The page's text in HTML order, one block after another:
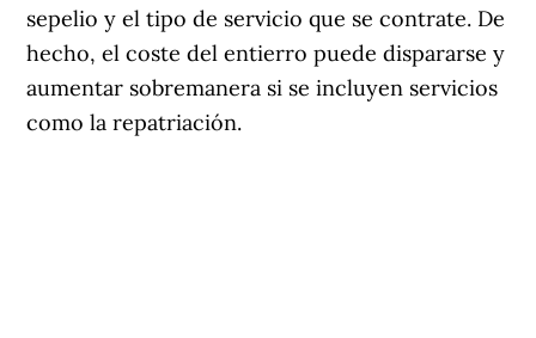
sepelio y el tipo de servicio que se contrate. De
hecho, el coste del entierro puede dispararse y
aumentar sobremanera si se incluyen servicios
como la repatriación.